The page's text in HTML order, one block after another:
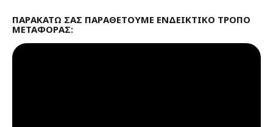
ΠΑΡΑΚΆΤΩ ΣΑΣ ΠΑΡΑΘΈΤΟΥΜΕ ΕΝΔΕΙΚΤΙΚΌ ΤΡΌΠΟ
ΜΕΤΑΦΟΡΆΣ: